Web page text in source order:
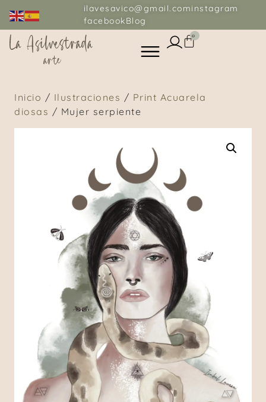
ilavesavico@gmail.cominstagram
facebookBlog
0
Inicio / Ilustraciones / Print Acuarela
diosas / Mujer serpiente